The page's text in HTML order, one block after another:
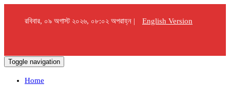
রবিবার, ০৯ অগাস্ট ২০২৬, ০৮:০২ অপরাহ্ন | English Version
Toggle navigation
Home